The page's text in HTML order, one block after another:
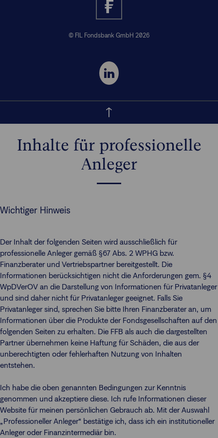
© FIL Fondsbank GmbH 2026
Inhalte für professionelle
Anleger
Wichtiger Hinweis
Der Inhalt der folgenden Seiten wird ausschließlich für
professionelle Anleger gemäß §67 Abs. 2 WPHG bzw.
Finanzberater und Vertriebspartner bereitgestellt. Die
Informationen berücksichtigen nicht die Anforderungen gem. §4
WpDVerOV an die Darstellung von Informationen für Privatanleger
und sind daher nicht für Privatanleger geeignet. Falls Sie
Privatanleger sind, sprechen Sie bitte Ihren Finanzberater an, um
Informationen über die Produkte der Fondsgesellschaften auf den
folgenden Seiten zu erhalten. Die FFB als auch die dargestellten
Partner übernehmen keine Haftung für Schäden, die aus der
unberechtigten oder fehlerhaften Nutzung von Inhalten
entstehen.
Ich habe die oben genannten Bedingungen zur Kenntnis
genommen und akzeptiere diese. Ich rufe Informationen dieser
Website für meinen persönlichen Gebrauch ab. Mit der Auswahl
„Professioneller Anleger“ bestätige ich, dass ich ein institutioneller
Anleger oder Finanzintermediär bin.